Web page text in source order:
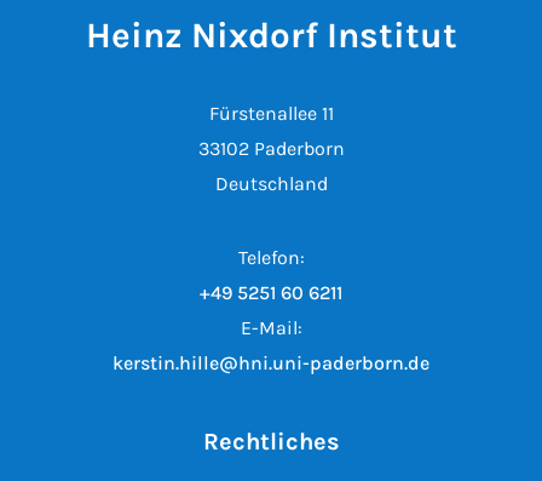
Heinz Nixdorf Institut
Fürstenallee 11
33102 Paderborn
Deutschland
Telefon:
+49 5251 60 6211
E-Mail:
kerstin.hille@hni.uni-paderborn.de
Rechtliches